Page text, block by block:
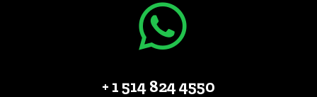
4550 824 514 1 +